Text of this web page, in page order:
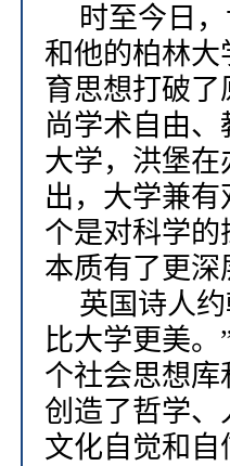
时至今日
和他的柏林
育思想打破
尚学术自由
大学，洪堡
出，大学兼
个是对科学
本质有了更
英国诗人
比大学更美
个社会思想
创造了哲学
文化自觉和